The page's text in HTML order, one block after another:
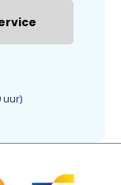
uur)